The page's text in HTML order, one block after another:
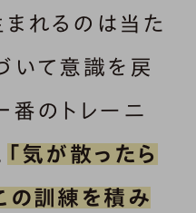
れるのは当た
いて意識を戻
番のトレーニ
「気が散ったら
の訓練を積み